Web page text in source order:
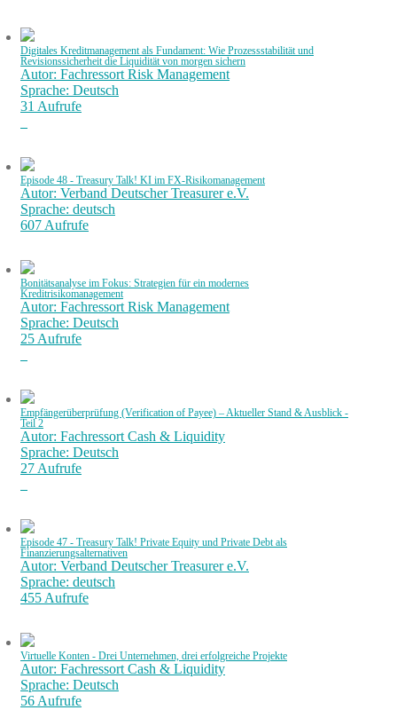
Digitales Kreditmanagement als Fundament: Wie Prozessstabilität und
Revisionssicherheit die Liquidität von morgen sichern
Autor: Fachressort Risk Management
Sprache: Deutsch
31 Aufrufe
Episode 48 - Treasury Talk! KI im FX-Risikomanagement
Autor: Verband Deutscher Treasurer e.V.
Sprache: deutsch
607 Aufrufe
Bonitätsanalyse im Fokus: Strategien für ein modernes
Kreditrisikomanagement
Autor: Fachressort Risk Management
Sprache: Deutsch
25 Aufrufe
Empfängerüberprüfung (Verification of Payee) – Aktueller Stand & Ausblick -
Teil 2
Autor: Fachressort Cash & Liquidity
Sprache: Deutsch
27 Aufrufe
Episode 47 - Treasury Talk! Private Equity und Private Debt als
Finanzierungsalternativen
Autor: Verband Deutscher Treasurer e.V.
Sprache: deutsch
455 Aufrufe
Virtuelle Konten - Drei Unternehmen, drei erfolgreiche Projekte
Autor: Fachressort Cash & Liquidity
Sprache: Deutsch
56 Aufrufe